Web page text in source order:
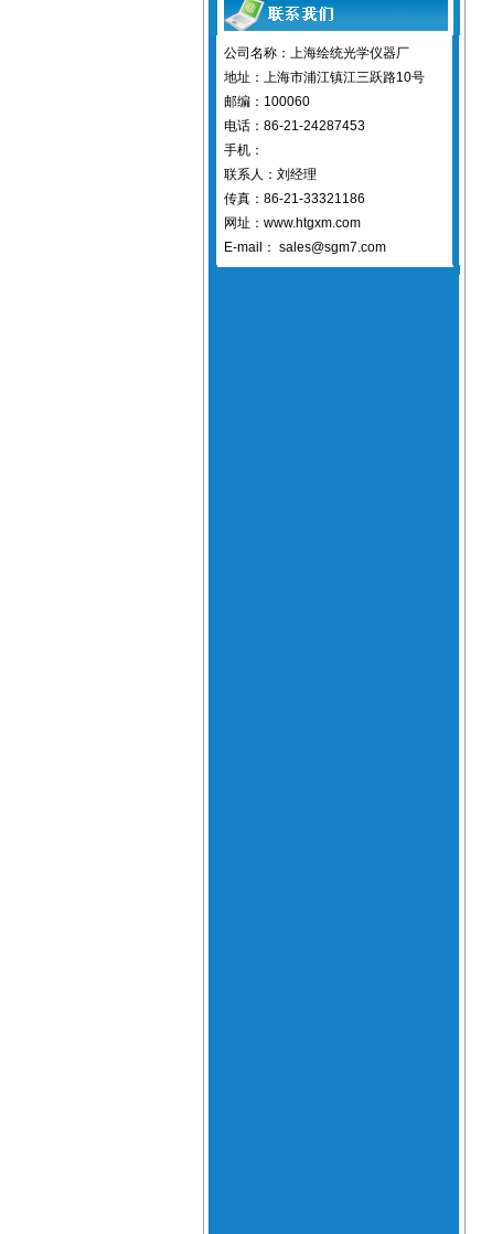
公司名称：上海绘统光学仪器厂
地址：上海市浦江镇江三跃路10号
邮编：100060
电话：86-21-24287453
手机：
联系人：刘经理
传真：86-21-33321186
网址：www.htgxm.com
E-mail： sales@sgm7.com